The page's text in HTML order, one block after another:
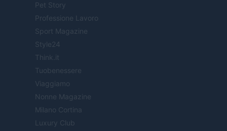
Pet Story
Professione Lavoro
Sport Magazine
Style24
Think.it
Tuobenessere
Viaggiamo
Nonne Magazine
Milano Cortina
Luxury Club